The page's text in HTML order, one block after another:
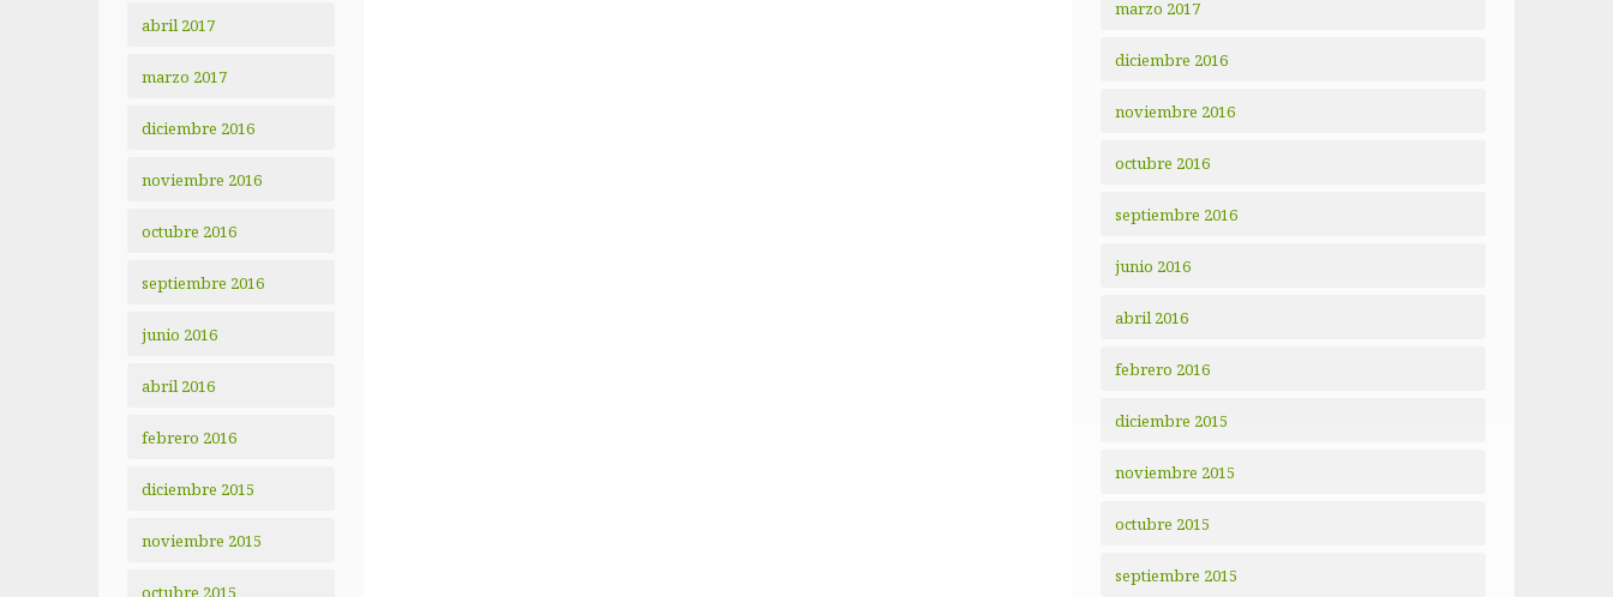
abril 2017
marzo 2017
diciembre 2016
noviembre 2016
octubre 2016
septiembre 2016
junio 2016
abril 2016
febrero 2016
diciembre 2015
noviembre 2015
marzo 2017
diciembre 2016
noviembre 2016
octubre 2016
septiembre 2016
junio 2016
abril 2016
febrero 2016
diciembre 2015
noviembre 2015
octubre 2015
septiembre 2015